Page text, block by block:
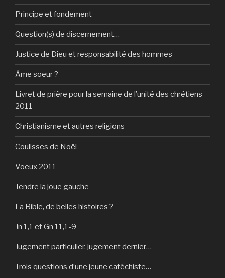
Principe et fondement
Question(s) de discernement…
Justice de Dieu et responsabilité des hommes
Âme soeur ?
Livret de prière pour la semaine de l’unité des chrétiens
2011
Christianisme et autres religions
Coulisses de Noël
Voeux 2011
Tendre la joue gauche
La Bible, de belles histoires ?
Jn 1,1 et Gn 11,1-9
Jugement particulier, jugement dernier…
Trois questions d’une jeune catéchiste…